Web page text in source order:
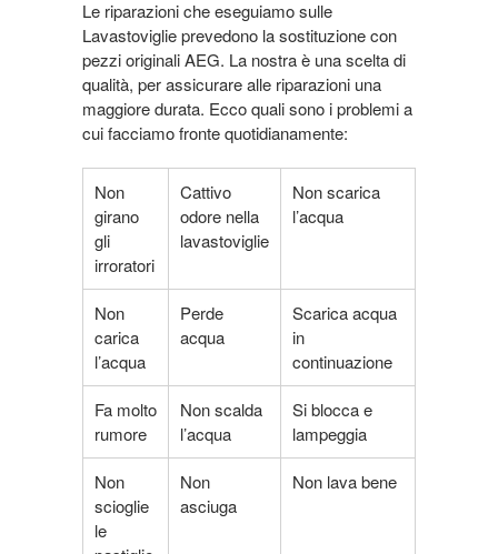
Le riparazioni che eseguiamo sulle
Lavastoviglie prevedono la sostituzione con
pezzi originali AEG. La nostra è una scelta di
qualità, per assicurare alle riparazioni una
maggiore durata. Ecco quali sono i problemi a
cui facciamo fronte quotidianamente:
Non
girano
gli
irroratori
Cattivo
odore nella
lavastoviglie
Non scarica
l’acqua
Non
carica
l’acqua
Perde
acqua
Scarica acqua
in
continuazione
Fa molto
rumore
Non scalda
l’acqua
Si blocca e
lampeggia
Non
scioglie
le
Non
asciuga
Non lava bene